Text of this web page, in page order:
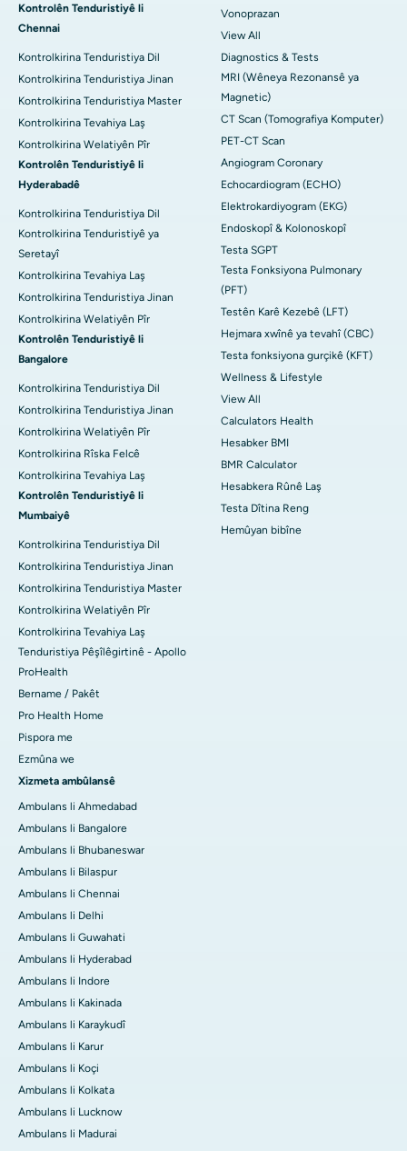
Kontrolên Tenduristiyê li
Chennai
Kontrolkirina Tenduristiya Dil
Kontrolkirina Tenduristiya Jinan
Kontrolkirina Tenduristiya Master
Kontrolkirina Tevahiya Laş
Kontrolkirina Welatiyên Pîr
Kontrolên Tenduristiyê li
Hyderabadê
Kontrolkirina Tenduristiya Dil
Kontrolkirina Tenduristiyê ya
Seretayî
Kontrolkirina Tevahiya Laş
Kontrolkirina Tenduristiya Jinan
Kontrolkirina Welatiyên Pîr
Kontrolên Tenduristiyê li
Bangalore
Kontrolkirina Tenduristiya Dil
Kontrolkirina Tenduristiya Jinan
Kontrolkirina Welatiyên Pîr
Kontrolkirina Rîska Felcê
Kontrolkirina Tevahiya Laş
Kontrolên Tenduristiyê li
Mumbaiyê
Kontrolkirina Tenduristiya Dil
Kontrolkirina Tenduristiya Jinan
Kontrolkirina Tenduristiya Master
Kontrolkirina Welatiyên Pîr
Kontrolkirina Tevahiya Laş
Tenduristiya Pêşîlêgirtinê - Apollo
ProHealth
Bername / Pakêt
Pro Health Home
Pispora me
Ezmûna we
Xizmeta ambûlansê
Ambulans li Ahmedabad
Ambulans li Bangalore
Ambulans li Bhubaneswar
Ambulans li Bilaspur
Ambulans li Chennai
Ambulans li Delhi
Ambulans li Guwahati
Ambulans li Hyderabad
Ambulans li Indore
Ambulans li Kakinada
Ambulans li Karaykudî
Ambulans li Karur
Ambulans li Koçi
Ambulans li Kolkata
Ambulans li Lucknow
Ambulans li Madurai
Vonoprazan
View All
Diagnostics & Tests
MRI (Wêneya Rezonansê ya
Magnetic)
CT Scan (Tomografiya Komputer)
PET-CT Scan
Angiogram Coronary
Echocardiogram (ECHO)
Elektrokardiyogram (EKG)
Endoskopî & Kolonoskopî
Testa SGPT
Testa Fonksiyona Pulmonary
(PFT)
Testên Karê Kezebê (LFT)
Hejmara xwînê ya tevahî (CBC)
Testa fonksiyona gurçikê (KFT)
Wellness & Lifestyle
View All
Calculators Health
Hesabker BMI
BMR Calculator
Hesabkera Rûnê Laş
Testa Dîtina Reng
Hemûyan bibîne